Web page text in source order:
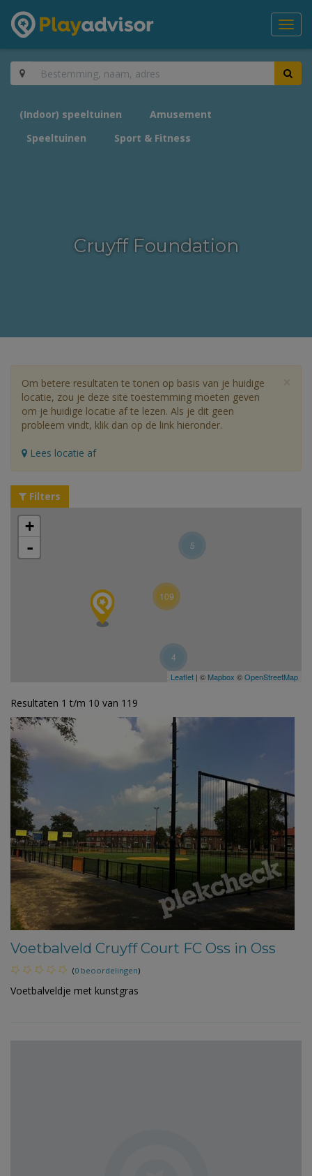
(Indoor) speeltuinen
Amusement
Speeltuinen
Sport & Fitness
Cruyff Foundation
Om betere resultaten te tonen op basis van je huidige
locatie, zou je deze site toestemming moeten geven
om je huidige locatie af te lezen. Als je dit geen
probleem vindt, klik dan op de link hieronder.
Lees locatie af
Filters
5
4
109
+
-
Leaflet | © Mapbox ©OpenStreetMap
Resultaten 1 t/m 10 van 119
Voetbalveld Cruyff Court FC Oss in Oss
(0 beoordelingen)
Voetbalveldje met kunstgras